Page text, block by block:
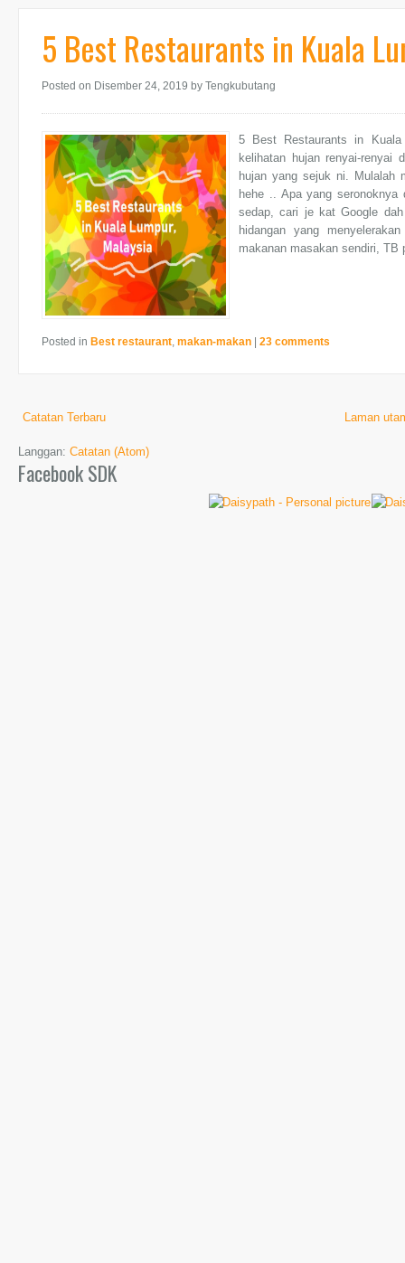
5 Best Restaurants in Kuala
Posted on Disember 24, 2019 by Tengkubutang
5 Best Restaurants in
kelihatan hujan renyai-renyai
hujan yang sejuk ni. Mulalah
hehe .. Apa yang
sedap, cari je kat Google
hidangan yang
makanan masakan sendiri,
Posted in Best restaurant, makan-makan 23 comments
Catatan Terbaru Laman
Langgan: Catatan (Atom)
Facebook SDK